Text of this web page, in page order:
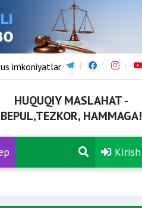
imkoniyatlar
HUQUQIY MASLAHAT -
BEPUL,TEZKOR, HAMMAGA!
Kirish